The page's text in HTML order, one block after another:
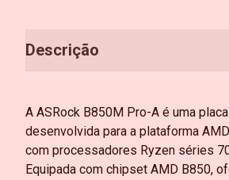
Descrição
A ASRock B850M Pro-A é uma
desenvolvida para a plataforma
com processadores Ryzen séries
Equipada com chipset AMD B850,